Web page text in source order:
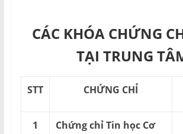
CÁC KHÓA CHỨNG
TẠI TRUNG
STT CHỨNG CHỈ
1
Chứng chỉ Tin học Cơ